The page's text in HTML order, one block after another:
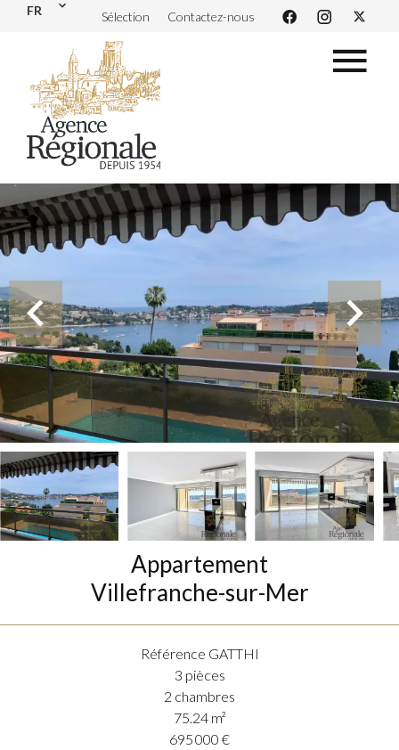
FR Sélection Contactez-nous
Appartement
Villefranche-sur-Mer
Référence GATTHI
3 pièces
2 chambres
75.24m²
695 000 €